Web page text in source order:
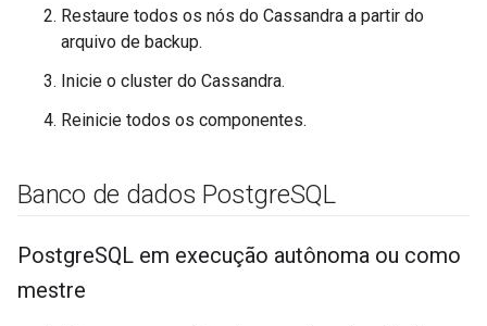
Restaure todos os nós do Cassandra a partir do
arquivo de backup.
Inicie o cluster do Cassandra.
Reinicie todos os componentes.
Banco de dados PostgreSQL
PostgreSQL em execução autônoma ou como
mestre